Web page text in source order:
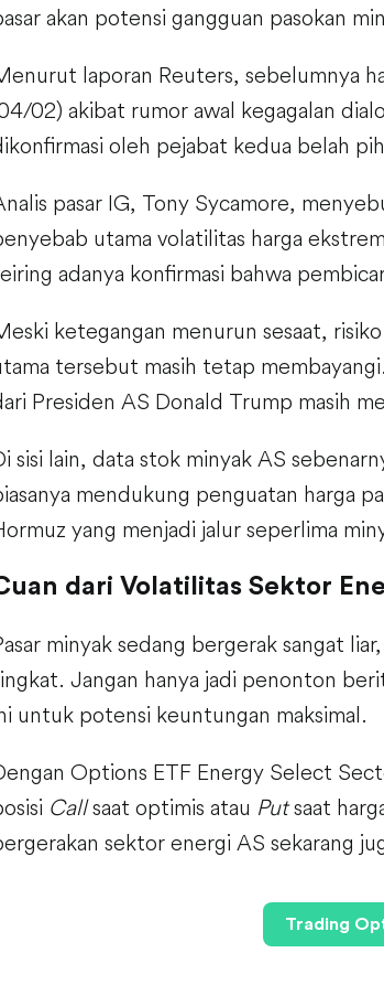
akan potensi gangguan pasokan
laporan Reuters, sebelumnya
02) akibat rumor awal kegagalan
oleh pejabat kedua belah
pasar IG, Tony Sycamore,
utama volatilitas harga
adanya konfirmasi bahwa
ketegangan menurun sesaat,
tersebut masih tetap
Presiden AS Donald Trump masih
sisi lain, data stok minyak AS
mendukung penguatan harga
yang menjadi jalur seperlima
dari Volatilitas Sektor
minyak sedang bergerak sangat
Jangan hanya jadi penonton
untuk potensi keuntungan maksimal.
Options ETF Energy Select
Callsaat optimis atau Putsaat
sektor energi AS sekarang
Trading